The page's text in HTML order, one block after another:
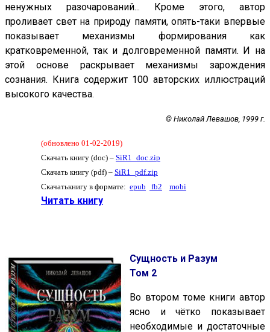
ненужных разочарований... Кроме этого, автор
проливает свет на природу памяти, опять-таки впервые
показывает механизмы формирования как
кратковременной, так и долговременной памяти. И на
этой основе раскрывает механизмы зарождения
сознания. Книга содержит 100 авторских иллюстраций
высокого качества.
© Николай Левашов, 1999 г.
(обновлено 01-02-2019)
Скачать книгу (doc) – SiR1_doc.zip
Скачать книгу (pdf) – SiR1_pdf.zip
Скачатькнигу в формате: epub fb2 mobi
Читать книгу
Сущность и Разум
Том 2
Во втором томе книги автор
ясно и чётко показывает
необходимые и достаточные